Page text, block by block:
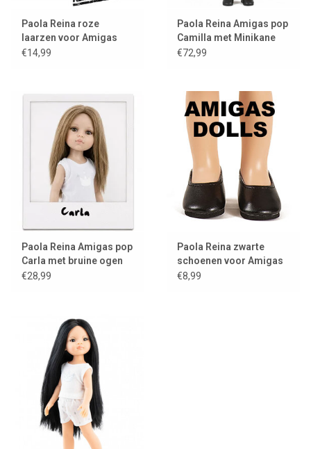
Paola Reina roze
laarzen voor Amigas
poppen
€14,99
Paola Reina Amigas pop
Camilla met Minikane
kleding en schoenen
€72,99
Paola Reina Amigas pop
Carla met bruine ogen
€28,99
Paola Reina zwarte
schoenen voor Amigas
poppen
€8,99